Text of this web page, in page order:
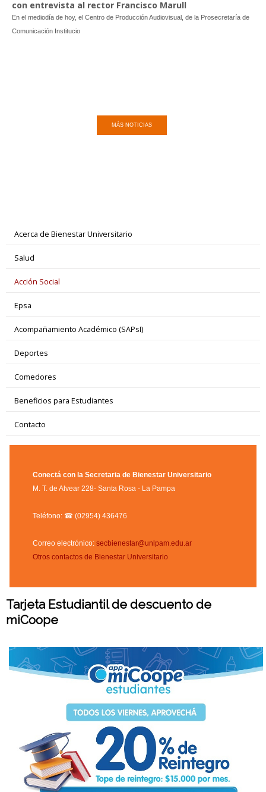
con entrevista al rector Francisco Marull
En el mediodía de hoy, el Centro de Producción Audiovisual, de la Prosecretaría de
Comunicación Institucio
MÁS NOTICIAS
Acerca de Bienestar Universitario
Salud
Acción Social
Epsa
Acompañamiento Académico (SAPsI)
Deportes
Comedores
Beneficios para Estudiantes
Contacto
Conectá con la Secretaria de Bienestar Universitario
M. T. de Alvear 228- Santa Rosa - La Pampa
Teléfono: ☎ (02954) 436476
Correo electrónico: secbienestar@unlpam.edu.ar
Otros contactos de Bienestar Universitario
Tarjeta Estudiantil de descuento de
miCoope